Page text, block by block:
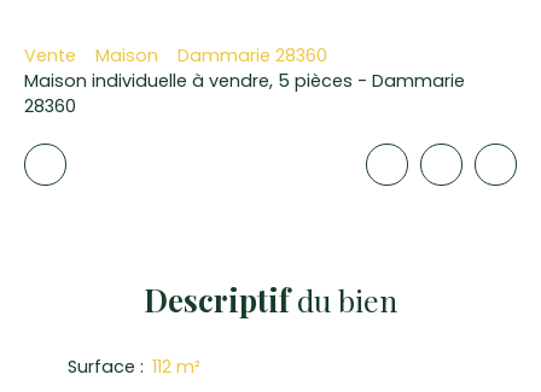
Vente Maison
Dammarie 28360
Maison individuelle à vendre, 5 pièces - Dammarie
28360
Descriptifdu bien
Surface : 112 m²